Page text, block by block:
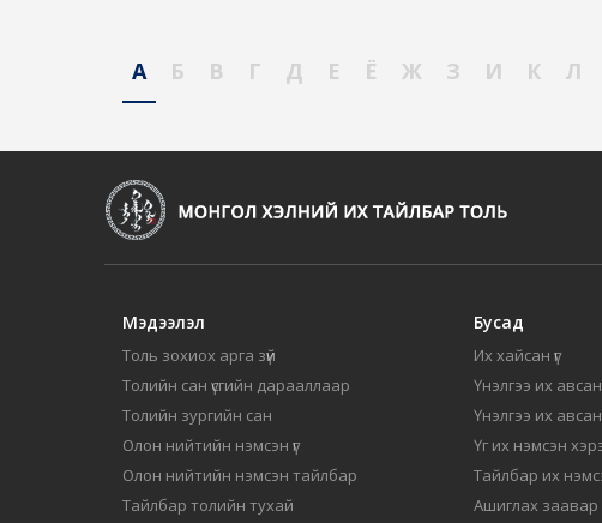
А Б В Г Д Е Ё Ж З И К Л
Мэдээлэл
Толь зохиох арга зүй
Толийн сан үсгийн дарааллаар
Толийн зургийн сан
Олон нийтийн нэмсэн үг
Олон нийтийн нэмсэн тайлбар
Тайлбар толийн тухай
Бусад
Их хайсан үг
Үнэлгээ их авсан
Үнэлгээ их
Үг их нэмсэн
Тайлбар их
Ашиглах заавар